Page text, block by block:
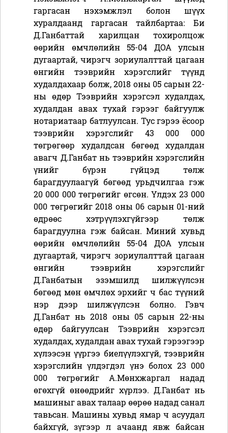
гаргасаннэхэмжлэл болон шүүх
хуралдаанд гаргасан тайлбартаа:Би
Д.Ганбаттай харилцан тохиролцож
өөрийн өмчлөлийн 55-04 ДОА улсын
дугаартай, чирэгч зориулалттай цагаан
өнгийн тээврийн хэрэгслийг түүнд
худалдахаар болж, 2018 оны 05 сарын 22-
ны өдөр Тээврийн хэрэгсэл худалдах,
худалдан авах тухай гэрээг байгуулж
нотариатаар батлуулсан. Тус гэрээ ёсоор
тээврийн хэрэгслийг 43 000 000
төгрөгөөр худалдсан бөгөөд худалдан
авагч Д.Ганбат нь тээврийн хэрэгслийн
үнийг бүрэн гүйцэд төлж
барагдуулаагүй бөгөөд урьдчилгаа гэж
20 000 000 төгрөгийг өгсөн. Үлдэх 23 000
000 төгрөгийг 2018 оны 06 сарын 01-ний
өдрөөс хэтрүүлэхгүйгээр төлж
барагдуулна гэж байсан. Миний хувьд
өөрийн өмчлөлийн 55-04 ДОА улсын
дугаартай, чирэгч зориулалттай цагаан
өнгийн тээврийн хэрэгслийг
Д.Ганбатын эзэмшилд шилжүүлсэн
бөгөөд мөн өмчлөх эрхийг ч бас түүний
нэр дээр шилжүүлсэн болно. Гэвч
Д.Ганбат нь 2018 оны 05 сарын 22-ны
өдөр байгуулсан Тээврийн хэрэгсэл
худалдах, худалдан авах тухай гэрээгээр
хүлээсэн үүргээ биелүүлэхгүй, тээврийн
хэрэгслийн үлдэгдэл үнэ болох 23 000
000 төгрөгийг А.Мөнхжаргал надад
өгөхгүй өнөөдрийг хүрлээ. Д.Ганбат нь
машиныг авах талаар өөрөө надад санал
тавьсан. Машины хувьд ямар ч асуудал
байхгүй, зүгээр л ачаанд явж байсан